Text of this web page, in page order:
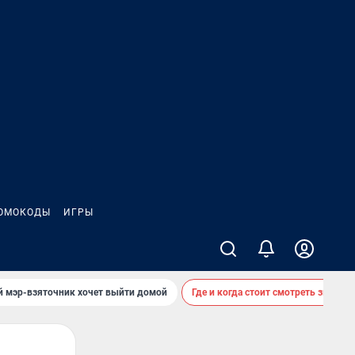
ИГРЫ
мэр-взяточник хочет выйти домой Где и когда стоит смотреть